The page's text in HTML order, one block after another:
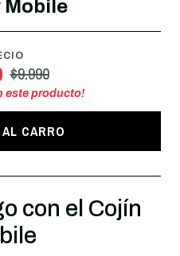
Mobile
$9.990
este producto!
CARRO
con el Cojín